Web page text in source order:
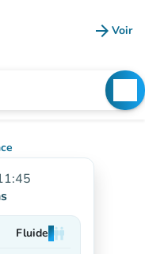
arrow_forward Voir
Fluideman
man
man